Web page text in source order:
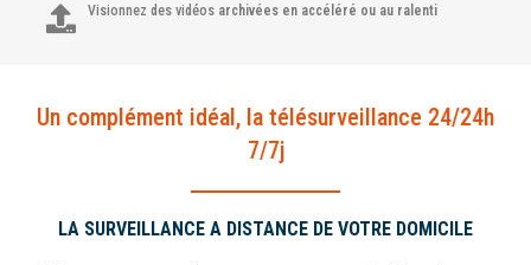
Visionnez des vidéos archivées en accéléré ou au ralenti
Un complément idéal, la télésurveillance 24/24h
7/7j
LA SURVEILLANCE A DISTANCE DE VOTRE DOMICILE